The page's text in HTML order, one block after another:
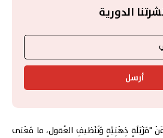
الدورية
أرسل
"مَزْبَلَةٍ ذِهْنِيَّةٍ وَتَنْظيفِ العُقول، ما مَعْنى